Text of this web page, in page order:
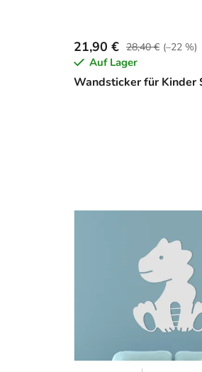
Wandsticker für Kinder
21,90 € 28,40 € (–22 %)
Auf Lager